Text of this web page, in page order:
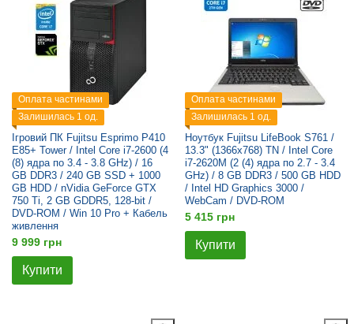
Оплата частинами
Залишилась 1 од.
Ігровий ПК Fujitsu Esprimo P410
E85+ Tower / Intel Core i7-2600 (4
(8) ядра по 3.4 - 3.8 GHz) / 16
GB DDR3 / 240 GB SSD + 1000
GB HDD / nVidia GeForce GTX
750 Ti, 2 GB GDDR5, 128-bit /
DVD-ROM / Win 10 Pro + Кабель
живлення
9 999 грн
Купити
Оплата частинами
Залишилась 1 од.
Ноутбук Fujitsu LifeBook S761 /
13.3" (1366x768) TN / Intel Core
i7-2620M (2 (4) ядра по 2.7 - 3.4
GHz) / 8 GB DDR3 / 500 GB HDD
/ Intel HD Graphics 3000 /
WebCam / DVD-ROM
5 415 грн
Купити